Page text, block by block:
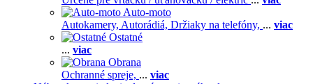
Auto-moto
Autokamery, Autorádiá, Držiaky na telefóny, ... viac
Ostatné
... viac
Obrana
Ochranné spreje, ... viac